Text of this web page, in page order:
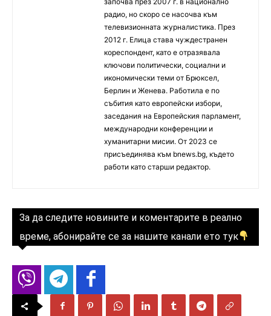
радио, но скоро се насочва към
телевизионната журналистика. През
2012 г. Елица става чуждестранен
кореспондент, като е отразявала
ключови политически, социални и
икономически теми от Брюксел,
Берлин и Женева. Работила е по
събития като европейски избори,
заседания на Европейския парламент,
международни конференции и
хуманитарни мисии. От 2023 се
присъединява към bnews.bg, където
работи като старши редактор.
За да следите новините и коментарите в реално
време, абонирайте се за нашите канали ето тук